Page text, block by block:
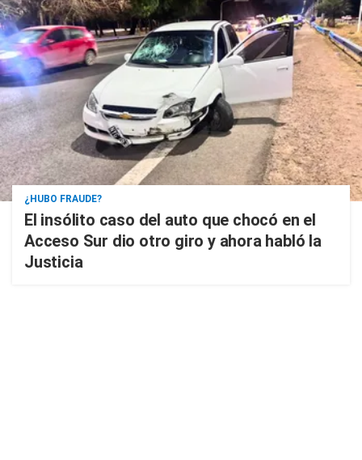
¿HUBO FRAUDE?
El insólito caso del auto que chocó en el
Acceso Sur dio otro giro y ahora habló la
Justicia